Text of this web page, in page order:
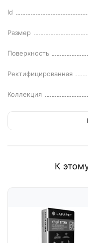
Id
Размер
Поверхность
Ректифицированная
Коллекция
К